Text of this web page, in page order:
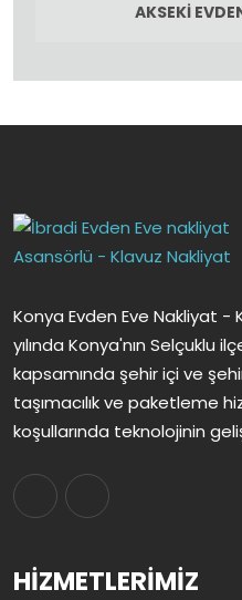
AKSEKI
Konya Evden Eve Nakliyat -
yılında Konya'nın Selçuklu
kapsamında şehir içi ve
taşımacılık ve paketleme
koşullarında teknolojinin
HIZMETLERIMIZ